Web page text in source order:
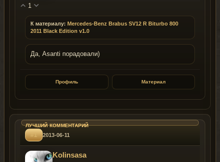
1
К материалу: Mercedes-Benz Brabus SV12 R Biturbo 800
2011 Black Edition v1.0
Да, Asanti порадовали)
Профиль Материал
#1 2013-06-11
Kolinsasa